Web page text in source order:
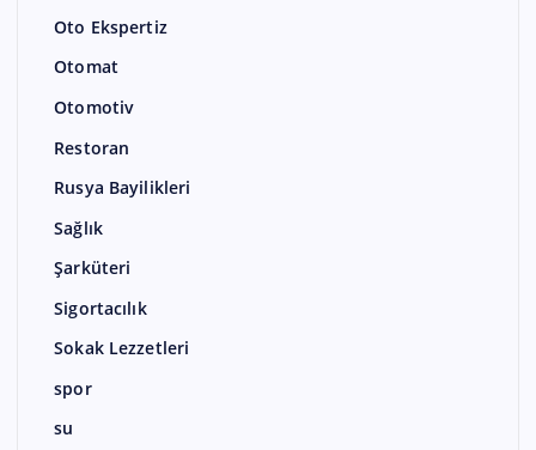
Oto Ekspertiz
Otomat
Otomotiv
Restoran
Rusya Bayilikleri
Sağlık
Şarküteri
Sigortacılık
Sokak Lezzetleri
spor
su